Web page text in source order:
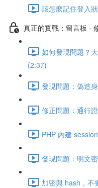
該怎麼記住登入
真正的實戰：留言板 -
如何發現問題？
(2:37)
發現問題：偽造
修正問題：通行
PHP 內建
發現問題：明文
加密與 hash，不